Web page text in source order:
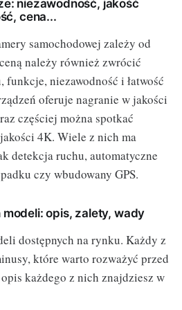
niezawodność, jakość
cena...
samochodowej zależy od
należy również zwrócić
funkcje, niezawodność i łatwość
oferuje nagranie w jakości
częściej można spotkać
4K. Wiele z nich ma
detekcja ruchu, automatyczne
czy wbudowany GPS.
opis, zalety, wady
dostępnych na rynku. Każdy z
które warto rozważyć przed
każdego z nich znajdziesz w